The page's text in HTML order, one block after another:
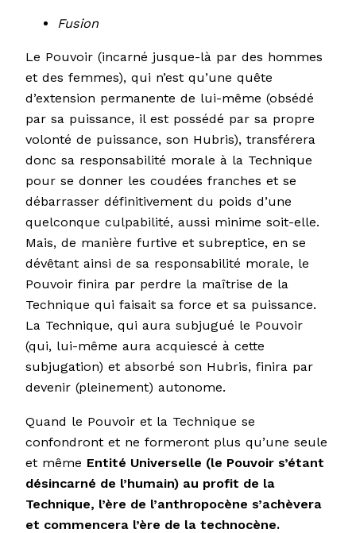
Fusion
Le Pouvoir (incarné jusque-là par des hommes
et des femmes), qui n’est qu’une quête
d’extension permanente de lui-même (obsédé
par sa puissance, il est possédé par sa propre
volonté de puissance, son Hubris), transférera
donc sa responsabilité morale à la Technique
pour se donner les coudées franches et se
débarrasser définitivement du poids d’une
quelconque culpabilité, aussi minime soit-elle.
Mais, de manière furtive et subreptice, en se
dévêtant ainsi de sa responsabilité morale, le
Pouvoir finira par perdre la maîtrise de la
Technique qui faisait sa force et sa puissance.
La Technique, qui aura subjugué le Pouvoir
(qui, lui-même aura acquiescé à cette
subjugation) et absorbé son Hubris, finira par
devenir (pleinement) autonome.
Quand le Pouvoir et la Technique se
confondront et ne formeront plus qu’une seule
et même Entité Universelle (le Pouvoir s’étant
désincarné de l’humain) au profit de la
Technique, l’ère de l’anthropocène s’achèvera
et commencera l’ère de la technocène.